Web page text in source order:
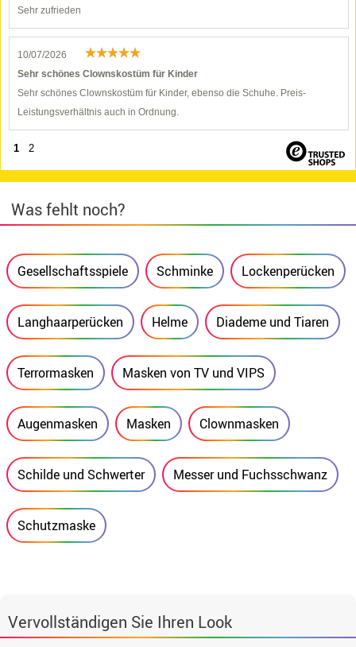
Sehr zufrieden
10/07/2026
Sehr schönes Clownskostüm für Kinder
Sehr schönes Clownskostüm für Kinder, ebenso die Schuhe. Preis-
Leistungsverhältnis auch in Ordnung.
1 2
Was fehlt noch?
Gesellschaftsspiele Schminke Lockenperücken
Langhaarperücken Helme Diademe und Tiaren
Terrormasken Masken von TV und VIPS
Augenmasken Masken Clownmasken
Schilde und Schwerter Messer und Fuchsschwanz
Schutzmaske
Vervollständigen Sie Ihren Look